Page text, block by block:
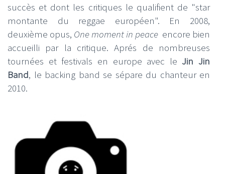
succès et dont les critiques le qualifient de "star
montante du reggae européen". En 2008,
deuxième opus, One moment in peace encore bien
accueilli par la critique. Aprés de nombreuses
tournées et festivals en europe avec leJin Jin
Band, le backing band se sépare du chanteur en
2010.